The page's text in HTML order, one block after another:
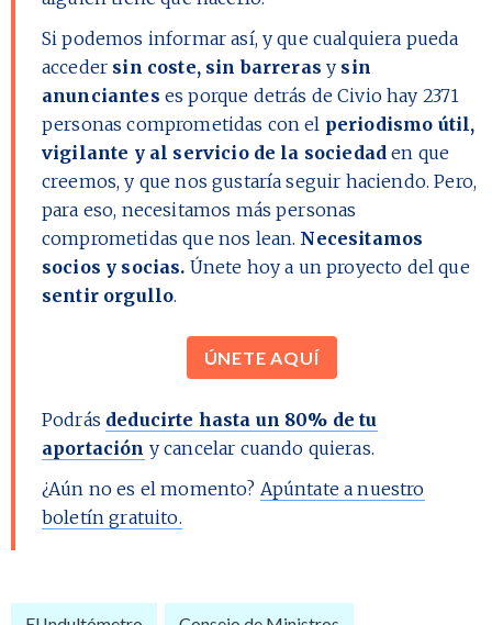
Si podemos informar así, y que cualquiera pueda
acceder sin coste, sin barreras y sin
anunciantes es porque detrás de Civio hay 2371
personas comprometidas con el periodismo útil,
vigilante y al servicio de la sociedad en que
creemos, y que nos gustaría seguir haciendo. Pero,
para eso, necesitamos más personas
comprometidas que nos lean. Necesitamos
socios y socias. Únete hoy a un proyecto del que
sentir orgullo.
ÚNETE AQUÍ
Podrás deducirte hasta un 80% de tu
aportación y cancelar cuando quieras.
¿Aún no es el momento? Apúntate a nuestro
boletín gratuito.